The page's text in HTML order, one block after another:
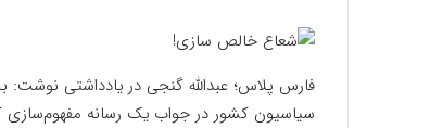
فارس پلاس؛ عبدالله گنجی در یادداشتی
سیاسیون کشور در جواب یک رسانه